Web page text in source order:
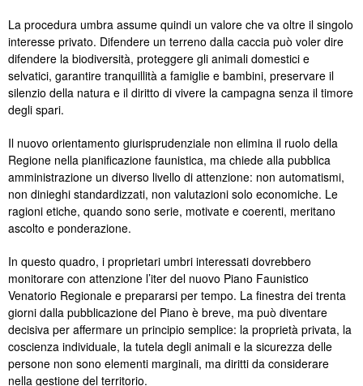
La procedura umbra assume quindi un valore che va oltre il singolo
interesse privato. Difendere un terreno dalla caccia può voler dire
difendere la biodiversità, proteggere gli animali domestici e
selvatici, garantire tranquillità a famiglie e bambini, preservare il
silenzio della natura e il diritto di vivere la campagna senza il timore
degli spari.
Il nuovo orientamento giurisprudenziale non elimina il ruolo della
Regione nella pianificazione faunistica, ma chiede alla pubblica
amministrazione un diverso livello di attenzione: non automatismi,
non dinieghi standardizzati, non valutazioni solo economiche. Le
ragioni etiche, quando sono serie, motivate e coerenti, meritano
ascolto e ponderazione.
In questo quadro, i proprietari umbri interessati dovrebbero
monitorare con attenzione l’iter del nuovo Piano Faunistico
Venatorio Regionale e prepararsi per tempo. La finestra dei trenta
giorni dalla pubblicazione del Piano è breve, ma può diventare
decisiva per affermare un principio semplice: la proprietà privata, la
coscienza individuale, la tutela degli animali e la sicurezza delle
persone non sono elementi marginali, ma diritti da considerare
nella gestione del territorio.